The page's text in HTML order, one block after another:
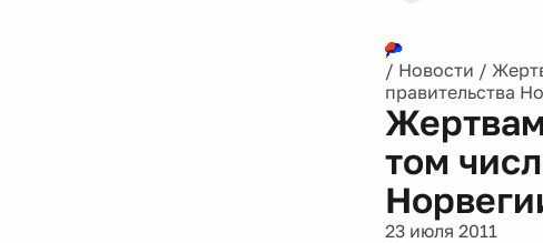
/ Новости /
правительства
том
23 июля 2011